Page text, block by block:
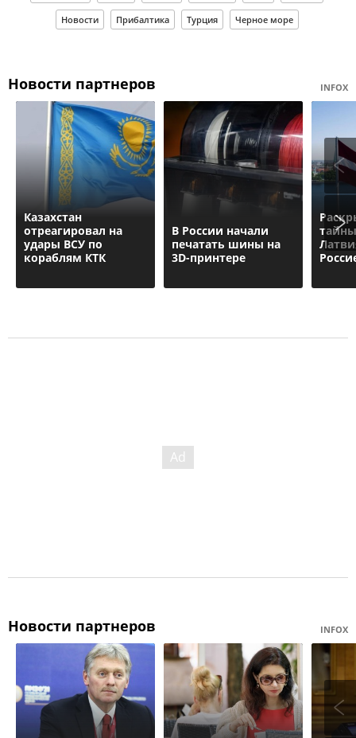
Новости Прибалтика Турция Черное море
Новости партнеров INFOX
Казахстан
отреагировал на
удары ВСУ по
кораблям КТК
В России начали
печатать шины на
3D-принтере
Новости партнеров INFOX